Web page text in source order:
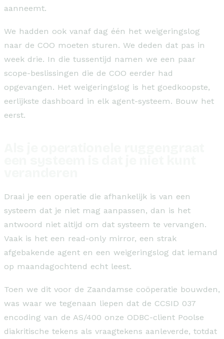
aanneemt.
We hadden ook vanaf dag één het weigeringslog
naar de COO moeten sturen. We deden dat pas in
week drie. In die tussentijd namen we een paar
scope-beslissingen die de COO eerder had
opgevangen. Het weigeringslog is het goedkoopste,
eerlijkste dashboard in elk agent-systeem. Bouw het
eerst.
Draai je een operatie die afhankelijk is van een
systeem dat je niet mag aanpassen, dan is het
antwoord niet altijd om dat systeem te vervangen.
Vaak is het een read-only mirror, een strak
afgebakende agent en een weigeringslog dat iemand
op maandagochtend echt leest.
Toen we dit voor de Zaandamse coöperatie bouwden,
was waar we tegenaan liepen dat de CCSID 037
encoding van de AS/400 onze ODBC-client Poolse
diakritische tekens als vraagtekens aanleverde, totdat